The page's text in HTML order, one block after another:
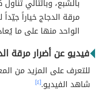
بالشبع، وبالتالي
مرقة الدجاج خياراً
الواحد منها على ما يُعادل 15 سعرةً
فيديو عن أضرار مرقة
للتعرف على المزيد من
شاهد الفيديو.[٤]